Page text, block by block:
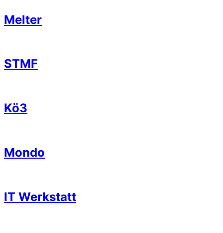
Melter
STMF
Kö3
Mondo
IT Werkstatt